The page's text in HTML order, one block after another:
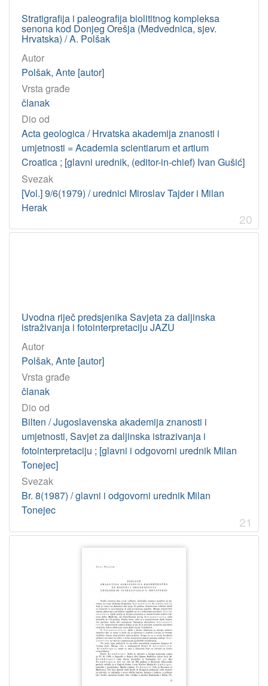
Stratigrafija i paleografija biolititnog kompleksa
senona kod Donjeg Orešja (Medvednica, sjev.
Hrvatska) / A. Polšak
Autor
Polšak, Ante [autor]
Vrsta građe
članak
Dio od
Acta geologica / Hrvatska akademija znanosti i
umjetnosti = Academia scientiarum et artium
Croatica ; [glavni urednik, (editor-in-chief) Ivan Gušić]
Svezak
[Vol.] 9/6(1979) / urednici Miroslav Tajder i Milan
Herak
20
Uvodna riječ predsjenika Savjeta za daljinska
istraživanja i fotointerpretaciju JAZU
Autor
Polšak, Ante [autor]
Vrsta građe
članak
Dio od
Bilten / Jugoslavenska akademija znanosti i
umjetnosti, Savjet za daljinska istrazivanja i
fotointerpretaciju ; [glavni i odgovorni urednik Milan
Tonejec]
Svezak
Br. 8(1987) / glavni i odgovorni urednik Milan
Tonejec
21